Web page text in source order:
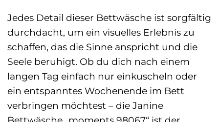
Jedes Detail dieser Bettwäsche ist sorgfältig
durchdacht, um ein visuelles Erlebnis zu
schaffen, das die Sinne anspricht und die
Seele beruhigt. Ob du dich nach einem
langen Tag einfach nur einkuscheln oder
ein entspanntes Wochenende im Bett
verbringen möchtest – die Janine